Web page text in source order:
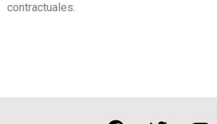
contractuales.